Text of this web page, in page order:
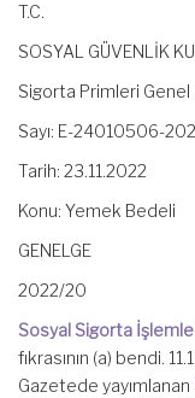
T.C.
SOSYAL GÜVENLİK
Sigorta Primleri Genel
Sayı: E-24010506-
Tarih: 23.11.2022
Konu: Yemek Bedeli
GENELGE
2022/20
Sosyal Sigorta
fıkrasının (a) bendi.
Gazetede yayımlanan